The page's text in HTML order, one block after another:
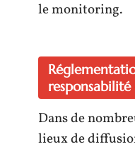
le monitoring.
responsabilité
Dans de
lieux de